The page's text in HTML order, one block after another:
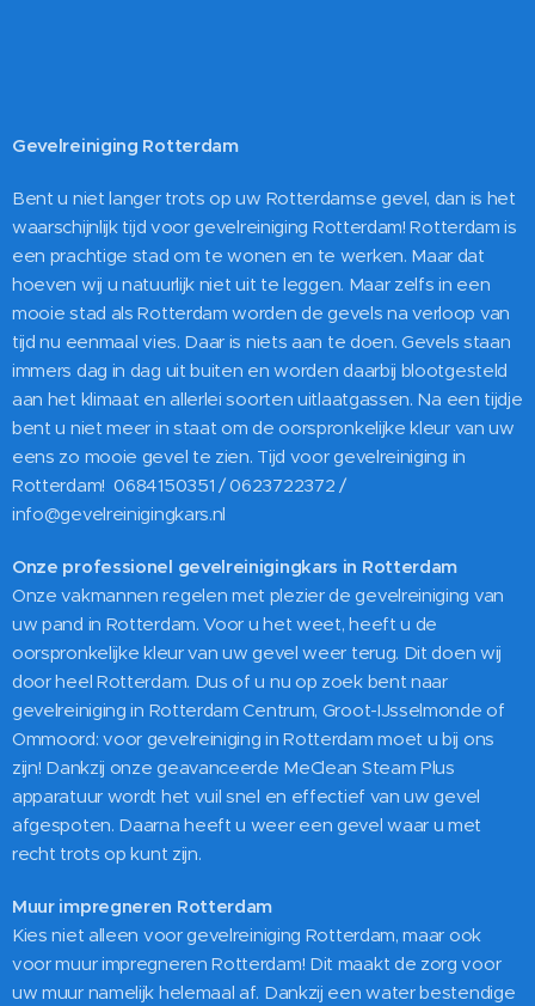
Gevelreiniging Rotterdam
Bent u niet langer trots op uw Rotterdamse gevel, dan is het
waarschijnlijk tijd voor gevelreiniging Rotterdam! Rotterdam is
een prachtige stad om te wonen en te werken. Maar dat
hoeven wij u natuurlijk niet uit te leggen. Maar zelfs in een
mooie stad als Rotterdam worden de gevels na verloop van
tijd nu eenmaal vies. Daar is niets aan te doen. Gevels staan
immers dag in dag uit buiten en worden daarbij blootgesteld
aan het klimaat en allerlei soorten uitlaatgassen. Na een tijdje
bent u niet meer in staat om de oorspronkelijke kleur van uw
eens zo mooie gevel te zien. Tijd voor gevelreiniging in
Rotterdam! 0684150351 / 0623722372 /
info@gevelreinigingkars.nl
Onze professionel gevelreinigingkars in Rotterdam
Onze vakmannen regelen met plezier de gevelreiniging van
uw pand in Rotterdam. Voor u het weet, heeft u de
oorspronkelijke kleur van uw gevel weer terug. Dit doen wij
door heel Rotterdam. Dus of u nu op zoek bent naar
gevelreiniging in Rotterdam Centrum, Groot-IJsselmonde of
Ommoord: voor gevelreiniging in Rotterdam moet u bij ons
zijn! Dankzij onze geavanceerde MeClean Steam Plus
apparatuur wordt het vuil snel en effectief van uw gevel
afgespoten. Daarna heeft u weer een gevel waar u met
recht trots op kunt zijn.
Muur impregneren Rotterdam
Kies niet alleen voor gevelreiniging Rotterdam, maar ook
voor muur impregneren Rotterdam! Dit maakt de zorg voor
uw muur namelijk helemaal af. Dankzij een water bestendige